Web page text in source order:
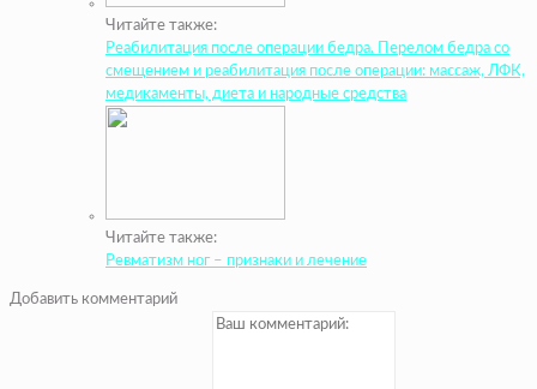
Читайте также:
Реабилитация после операции бедра. Перелом бедра со
смещением и реабилитация после операции: массаж, ЛФК,
медикаменты, диета и народные средства
Читайте также:
Ревматизм ног – признаки и лечение
Добавить комментарий